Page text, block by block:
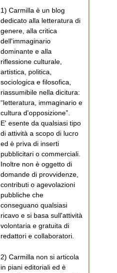
1) Carmilla è un blog
dedicato alla letteratura di
genere, alla critica
dell'immaginario
dominante e alla
riflessione culturale,
artistica, politica,
sociologica e filosofica,
riassumibile nella dicitura:
“letteratura, immaginario e
cultura d'opposizione”.
E' esente da qualsiasi tipo
di attività a scopo di lucro
ed è priva di inserti
pubblicitari o commerciali.
Inoltre non è oggetto di
domande di provvidenze,
contributi o agevolazioni
pubbliche che
conseguano qualsiasi
ricavo e si basa sull'attività
volontaria e gratuita di
redattori e collaboratori.
2) Carmilla non si articola
in piani editoriali ed è